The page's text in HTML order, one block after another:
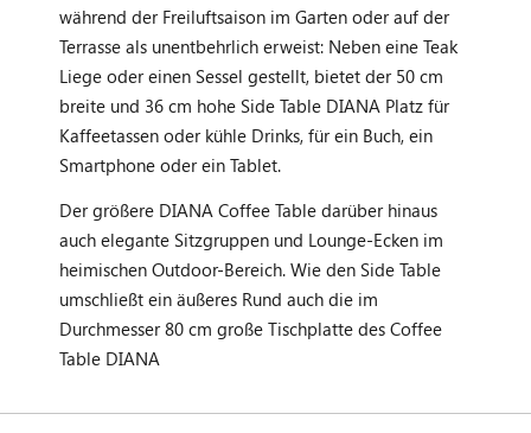
während der Freiluftsaison im Garten oder auf der
Terrasse als unentbehrlich erweist: Neben eine Teak
Liege oder einen Sessel gestellt, bietet der 50 cm
breite und 36 cm hohe Side Table DIANA Platz für
Kaffeetassen oder kühle Drinks, für ein Buch, ein
Smartphone oder ein Tablet.
Der größere DIANA Coffee Table darüber hinaus
auch elegante Sitzgruppen und Lounge-Ecken im
heimischen Outdoor-Bereich. Wie den Side Table
umschließt ein äußeres Rund auch die im
Durchmesser 80 cm große Tischplatte des Coffee
Table DIANA